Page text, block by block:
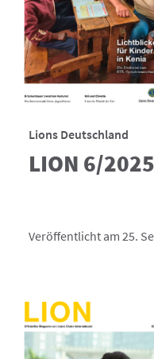
Lions Deutschland
LION 6/2025
Veröffentlicht am 25.